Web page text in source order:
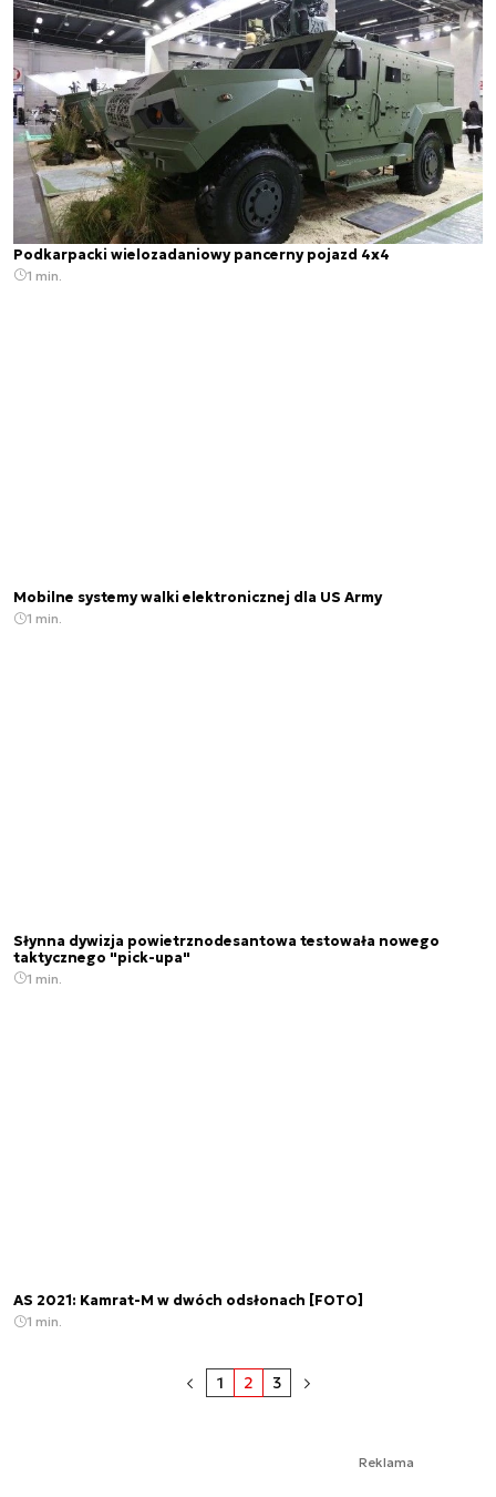
Podkarpacki wielozadaniowy pancerny pojazd 4x4
1 min.
Mobilne systemy walki elektronicznej dla US Army
1 min.
Słynna dywizja powietrznodesantowa testowała nowego
taktycznego "pick-upa"
1 min.
AS 2021: Kamrat-M w dwóch odsłonach [FOTO]
1 min.
1 2 3
Reklama